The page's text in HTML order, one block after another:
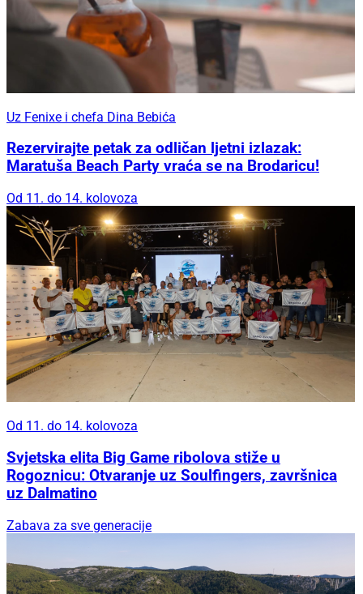
Uz Fenixe i chefa Dina Bebića
Rezervirajte petak za odličan ljetni izlazak:
Maratuša Beach Party vraća se na Brodaricu!
Od 11. do 14. kolovoza
Od 11. do 14. kolovoza
Svjetska elita Big Game ribolova stiže u
Rogoznicu: Otvaranje uz Soulfingers, završnica
uz Dalmatino
Zabava za sve generacije